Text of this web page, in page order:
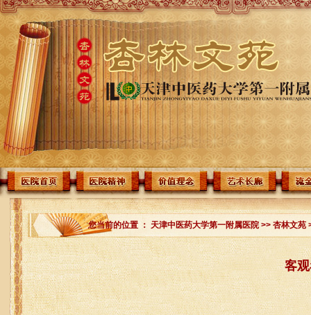
您当前的位置 ： 天津中医药大学第一附属医院 >> 杏林文苑
客